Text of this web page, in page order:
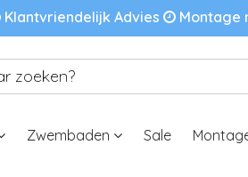
Klantvriendelijk Advies Montage
Zwembaden Sale